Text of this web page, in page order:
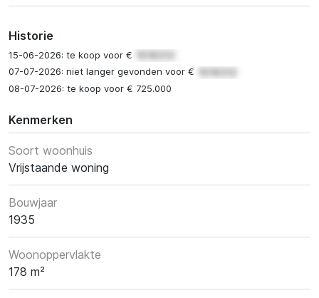
Historie
15-06-2026: te koop voor €
07-07-2026: niet langer gevonden voor €
08-07-2026: te koop voor € 725.000
Kenmerken
Soort woonhuis
Vrijstaande woning
Bouwjaar
1935
Woonoppervlakte
178 m²